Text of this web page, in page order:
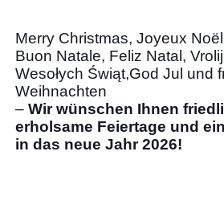
Merry Christmas, Joyeux
Buon Natale, Feliz Natal,
Wesołych Świąt,God Jul und
Weihnachten
– Wir wünschen Ihnen
erholsame Feiertage und
in das neue Jahr 2026!